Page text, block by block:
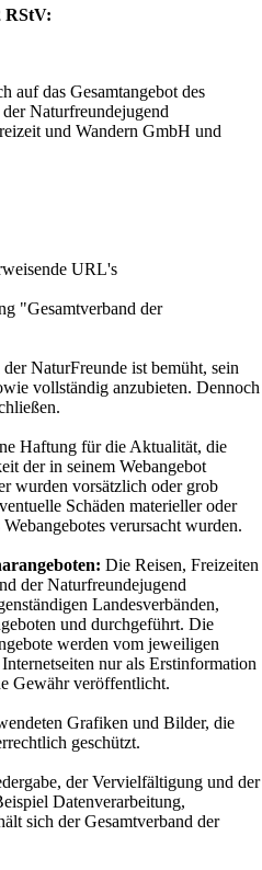
RStV:
auf das Gesamtangebot des
Naturfreundejugend
und Wandern GmbH und
URL's
"Gesamtverband der
NaturFreunde ist bemüht, sein
vollständig anzubieten. Dennoch
Haftung für die Aktualität, die
der in seinem Webangebot
wurden vorsätzlich oder grob
Schäden materieller oder
verursacht wurden.
Die Reisen, Freizeiten
der Naturfreundejugend
Landesverbänden,
und durchgeführt. Die
werden vom jeweiligen
nur als Erstinformation
Gewähr veröffentlicht.
Grafiken und Bilder, die
geschützt.
der Vervielfältigung und der
Datenverarbeitung,
sich der Gesamtverband der